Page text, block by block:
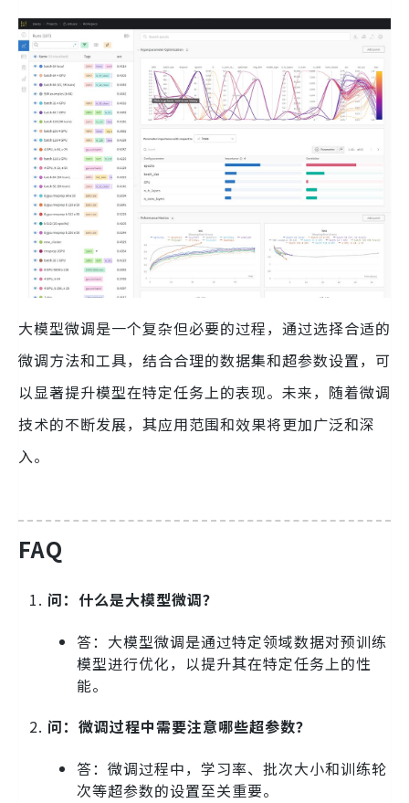
大模型微调是一个复杂但必要的过程，通过选择合适的
微调方法和工具，结合合理的数据集和超参数设置，可
以显著提升模型在特定任务上的表现。未来，随着微调
技术的不断发展，其应用范围和效果将更加广泛和深
入。
FAQ
问：什么是大模型微调？
答：大模型微调是通过特定领域数据对预训练
模型进行优化，以提升其在特定任务上的性
能。
问：微调过程中需要注意哪些超参数？
答：微调过程中，学习率、批次大小和训练轮
次等超参数的设置至关重要。